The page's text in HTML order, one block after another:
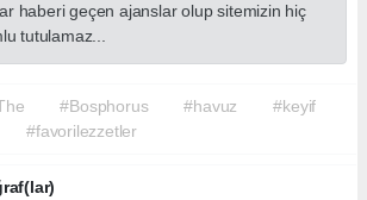
haberi geçen ajanslar olup sitemizin hiç
tutulamaz...
#Bosphorus #havuz
#keyif
#favorilezzetler